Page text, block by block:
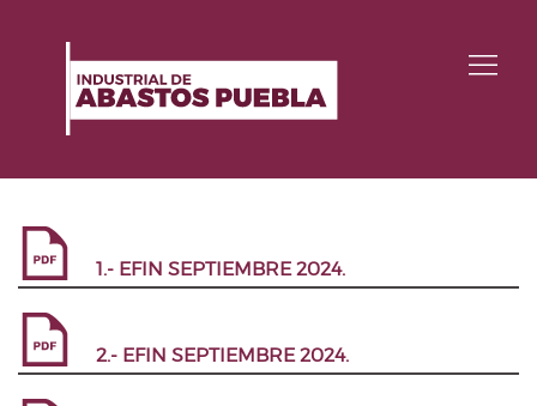
1.- EFIN SEPTIEMBRE 2024.
2.- EFIN SEPTIEMBRE 2024.